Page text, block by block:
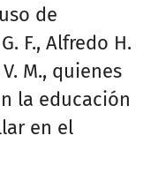
de
F., Alfredo H.
M., quienes
la educación
en el